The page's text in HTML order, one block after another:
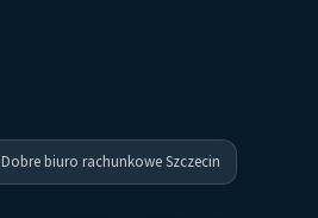
Dobre biuro rachunkowe Szczecin